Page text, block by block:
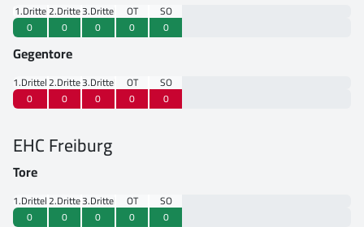
1.Drittel2.Drittel3.Drittel OT
SO
0
0 0 0 0
Gegentore
1.Drittel2.Drittel3.Drittel OT
SO
0
0 0 0 0
EHC Freiburg
Tore
1.Drittel2.Drittel3.Drittel OT
SO
0
0 0 0 0